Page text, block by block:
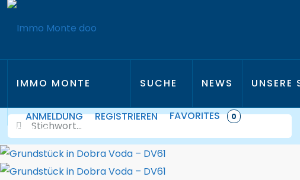
IMMO MONTE
D.O.O.
SUCHE NEWS UNSERE
ANMELDUNG REGISTRIEREN FAVORITES 0